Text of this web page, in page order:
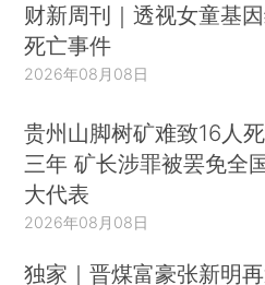
财新周刊｜透视女童基
死亡事件
2026年08月08日
贵州山脚树矿难致16人
三年 矿长涉罪被罢免全
大代表
2026年08月08日
独家｜晋煤富豪张新明